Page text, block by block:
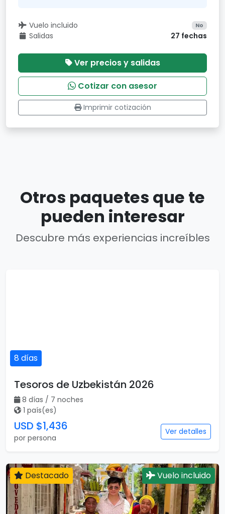
Vuelo incluido No
Salidas 27 fechas
Ver precios y salidas
Cotizar con asesor
Imprimir cotización
Otros paquetes que te
pueden interesar
Descubre más experiencias increíbles
8 días
Tesoros de Uzbekistán 2026
8 días / 7 noches
1 país(es)
USD $1,436
por persona
Ver detalles
Destacado Vuelo incluido